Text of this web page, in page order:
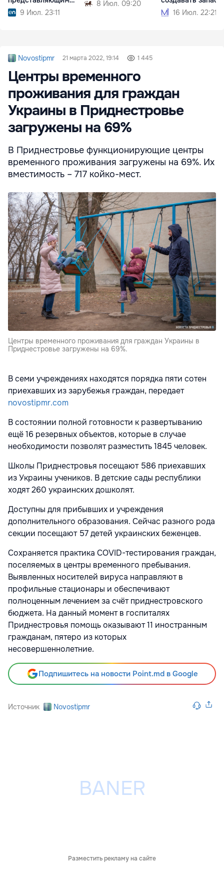
риск вмешательства
9 Июл. 23:11
8 Июл. 09:20
16 Июл. 22:21
Novostipmr 21 марта 2022, 19:14 1 445
Центры временного
проживания для граждан
Украины в Приднестровье
загружены на 69%
В Приднестровье функционирующие центры
временного проживания загружены на 69%. Их
вместимость – 717 койко-мест.
Центры временного проживания для граждан Украины в
Приднестровье загружены на 69%.
В семи учреждениях находятся порядка пяти сотен
приехавших из зарубежья граждан, передает
novostipmr.com
В состоянии полной готовности к развертыванию
ещё 16 резервных объектов, которые в случае
необходимости позволят разместить 1845 человек.
Школы Приднестровья посещают 586 приехавших
из Украины учеников. В детские сады республики
ходят 260 украинских дошколят.
Доступны для прибывших и учреждения
дополнительного образования. Сейчас разного рода
секции посещают 57 детей украинских беженцев.
Сохраняется практика COVID-тестирования граждан,
поселяемых в центры временного пребывания.
Выявленных носителей вируса направляют в
профильные стационары и обеспечивают
полноценным лечением за счёт приднестровского
бюджета. На данный момент в госпиталях
Приднестровья помощь оказывают 11 иностранным
гражданам, пятеро из которых
несовершеннолетние.
Подпишитесь на новости Point.md в Google
Источник Novostipmr
Разместить рекламу на сайте